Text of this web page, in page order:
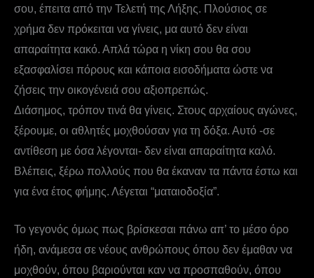
σου, έπειτα από την Τελετή της Λήξης. Πλούσιος σε
χρήμα δεν πρόκειται να γίνεις, μα αυτό δεν είναι
απαραίτητα κακό. Απλά τώρα η νίκη σου θα σου
εξασφαλίσει πόρους και κάποια εισοδήματα ώστε να
ζήσεις την οικογένειά σου αξιοπρεπώς.
Διάσημος, τρόπον τινά θα γίνεις. Στους αρχαίους αγώνες,
ξέρουμε, οι αθλητές μοχθούσαν για τη δόξα. Αυτό -σε
αντίθεση με όσα λέγονται- δεν είναι απαραίτητα καλό.
Βλέπεις, ξέρω πολλούς που θα έκαναν τα πάντα έστω και
για ένα έτος φήμης. Λέγεται “ματαιοδοξία”.
Το γεγονός όμως πως βρίσκεσαι πάνω απ’ το μέσο όρο
ήδη, ανάμεσα σε νέους ανθρώπους όπου δεν έμαθαν να
μοχθούν, όπου βαριούνται καν να προσπαθούν, όπου